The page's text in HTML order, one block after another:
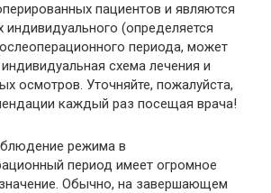
пациентов и являются
(определяется
периода, может
схема лечения и
осмотров. Уточняйте, пожалуйста,
каждый раз посещая врача!
режима в
период имеет огромное
Обычно, на завершающем